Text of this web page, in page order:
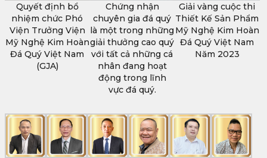
Quyết định bổ
nhiệm chức Phó
Viện Trưởng Viện
Mỹ Nghệ Kim Hoàn
Đá Quý Việt Nam
(GJA)
Chứng nhận
chuyên gia đá quý
là một trong những
giải thưởng cao quý
với tất cả những cá
nhân đang hoạt
động trong lĩnh
vực đá quý.
Giải vàng cuộc thi
Thiết Kế Sản Phẩm
Mỹ Nghệ Kim Hoàn
Đá Quý Việt Nam
Năm 2023